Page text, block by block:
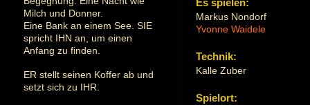
Milch und Donner.
Eine Bank an einem See. SIE
spricht IHN an, um einen
Anfang zu finden.
ER stellt seinen Koffer ab und
setzt sich zu IHR.
Es spielen:
Markus Nondorf
Yvonne Waidele
Technik:
Kalle Zuber
Spielort: